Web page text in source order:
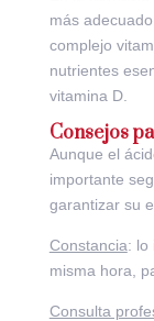
más
complejo
nutrientes
vitamina D.
Consejos
Aunque el
importante
garantizar su
Constancia: lo
misma hora,
Consulta